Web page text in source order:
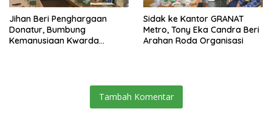
Jihan Beri Penghargaan
Donatur, Bumbung
Kemanusiaan Kwarda
‎Sidak ke Kantor GRANAT
Metro, Tony Eka Candra Beri
Arahan Roda Organisasi
Tambah Komentar